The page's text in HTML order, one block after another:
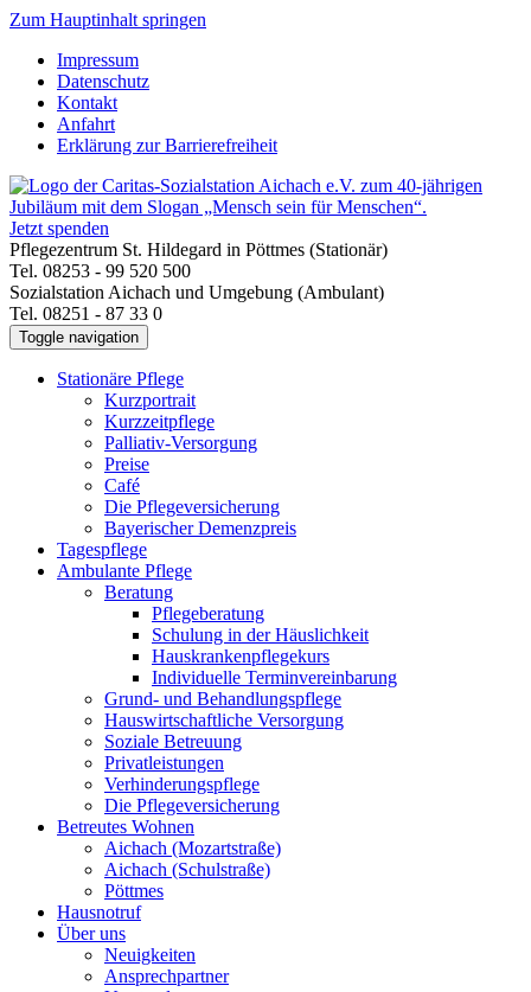
Zum Hauptinhalt springen
Impressum
Datenschutz
Kontakt
Anfahrt
Erklärung zur Barrierefreiheit
Jetzt spenden
Pflegezentrum St. Hildegard in Pöttmes (Stationär)
Tel. 08253 - 99 520 500
Sozialstation Aichach und Umgebung (Ambulant)
Tel. 08251 - 87 33 0
Toggle navigation
Stationäre Pflege
Kurzportrait
Kurzzeitpflege
Palliativ-Versorgung
Preise
Café
Die Pflegeversicherung
Bayerischer Demenzpreis
Tagespflege
Ambulante Pflege
Beratung
Pflegeberatung
Schulung in der Häuslichkeit
Hauskrankenpflegekurs
Individuelle Terminvereinbarung
Grund- und Behandlungspflege
Hauswirtschaftliche Versorgung
Soziale Betreuung
Privatleistungen
Verhinderungspflege
Die Pflegeversicherung
Betreutes Wohnen
Aichach (Mozartstraße)
Aichach (Schulstraße)
Pöttmes
Hausnotruf
Über uns
Neuigkeiten
Ansprechpartner